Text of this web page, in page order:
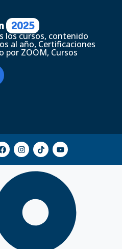
2025
los cursos, contenido
al año, Certificaciones
por ZOOM, Cursos